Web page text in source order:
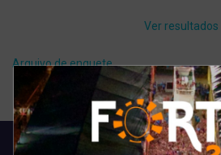
Ver resultados
Arquivo de enquete